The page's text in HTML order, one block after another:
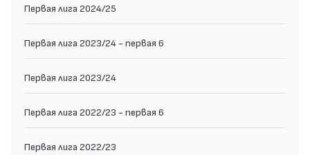
Первая лига 2024/25
Первая лига 2023/24 - первая 6
Первая лига 2023/24
Первая лига 2022/23 - первая 6
Первая лига 2022/23